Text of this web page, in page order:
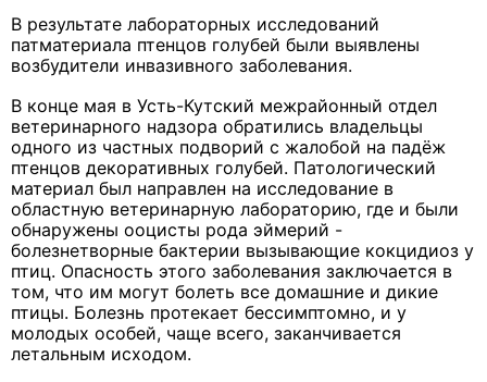
В результате лабораторных исследований
патматериала птенцов голубей были выявлены
возбудители инвазивного заболевания.
В конце мая в Усть-Кутский межрайонный отдел
ветеринарного надзора обратились владельцы
одного из частных подворий с жалобой на падёж
птенцов декоративных голубей. Патологический
материал был направлен на исследование в
областную ветеринарную лабораторию, где и были
обнаружены ооцисты рода эймерий -
болезнетворные бактерии вызывающие кокцидиоз у
птиц. Опасность этого заболевания заключается в
том, что им могут болеть все домашние и дикие
птицы. Болезнь протекает бессимптомно, и у
молодых особей, чаще всего, заканчивается
летальным исходом.